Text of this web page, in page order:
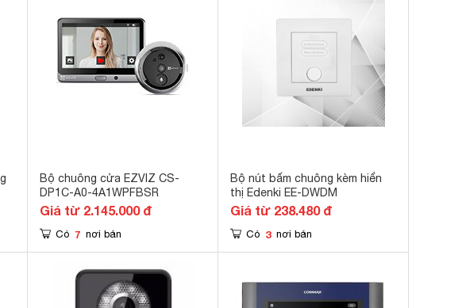
Bộ chuông cửa EZVIZ CS-
DP1C-A0-4A1WPFBSR
Giá từ 2.145.000 đ
Có 7 nơi bán
Bộ nút bấm chuông kèm hiển
thị Edenki EE-DWDM
Giá từ 238.480 đ
Có 3 nơi bán